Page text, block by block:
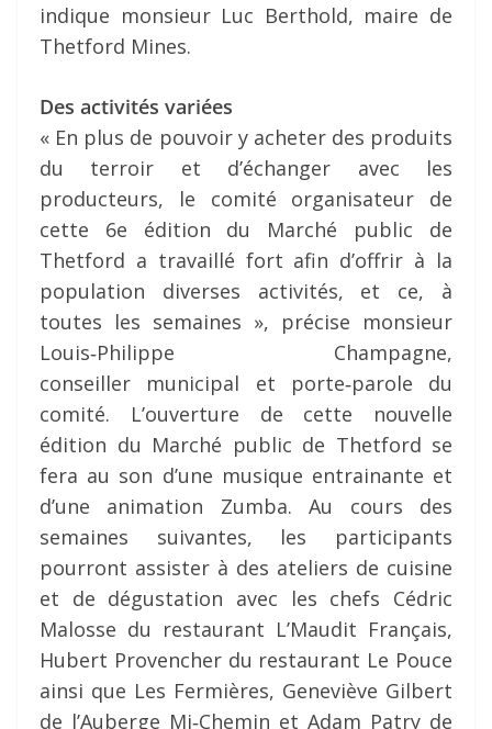
indique monsieur Luc Berthold, maire de
Thetford Mines.
Des activités variées
« En plus de pouvoir y acheter des produits
du terroir et d’échanger avec les
producteurs, le comité organisateur de
cette 6e édition du Marché public de
Thetford a travaillé fort afin d’offrir à la
population diverses activités, et ce, à
toutes les semaines », précise monsieur
Louis‐Philippe Champagne,
conseiller municipal et porte‐parole du
comité. L’ouverture de cette nouvelle
édition du Marché public de Thetford se
fera au son d’une musique entrainante et
d’une animation Zumba. Au cours des
semaines suivantes, les participants
pourront assister à des ateliers de cuisine
et de dégustation avec les chefs Cédric
Malosse du restaurant L’Maudit Français,
Hubert Provencher du restaurant Le Pouce
ainsi que Les Fermières, Geneviève Gilbert
de l’Auberge Mi‐Chemin et Adam Patry de